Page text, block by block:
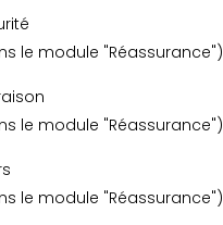
le module "Réassurance")
le module "Réassurance")
le module "Réassurance")